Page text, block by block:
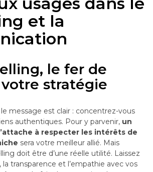
et la
le fer de
stratégie
message est clair : concentrez-vous
authentiques. Pour y parvenir, un
à respecter les intérêts de
sera votre meilleur allié. Mais
doit être d’une réelle utilité. Laissez
la transparence et l’empathie avec vos